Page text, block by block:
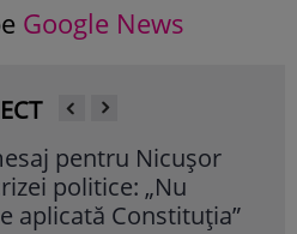
Google News
pentru Nicușor
politice: „Nu
aplicată Constituţia”